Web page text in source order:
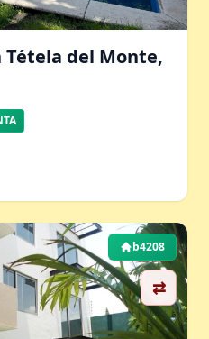
del Monte,
⇄
b4208